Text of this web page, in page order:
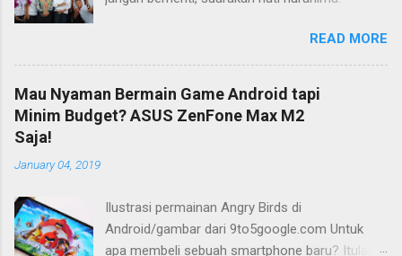
membela dirinya sendiri, biarlah tulisanmu itu
mengikuti takdirnya.” (Buya Hamka) Saya baru
mengenal petikan masyur di atas belakangan,
jauh bertahun-tahun setelah saya bergumul
Yang ada hanya satu: menulis dan terus
menulis. Bisa jadi perkenalan saya dengan dunia
READ MORE
Mau Nyaman Bermain Game Android tapi
Minim Budget? ASUS ZenFone Max M2
Saja!
January 04, 2019
Ilustrasi permainan Angry Birds di
Android/gambar dari 9to5google.com Untuk
apa membeli sebuah smartphone baru? Itulah